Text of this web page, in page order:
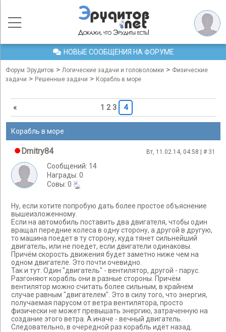
НОВЫЕ СООБЩЕНИЯ НА ФОРУМЕ
Форум Эрудитов > Логические задачи и головоломки > Физические
задачи > Решенные задачи > Корабль в море
« 1 2 3 4
Корабль в море
Dmitry84 Вт, 11.02.14, 04:58 | # 31
Сообщений: 14
Награды: 0
Cовы: 0
Ну, если хотите попробую дать более простое объяснение
вышеизложенному.
Если на автомобиль поставить два двигателя, чтобы один
вращал передние колеса в одну сторону, а другой в другую,
то машина поедет в ту сторону, куда тянет сильнейший
двигатель, или не поедет, если двигатели одинаковы.
Причём скорость движения будет заметно ниже чем на
одном двигателе. Это почти очевидно.
Так и тут. Один "двигатель" - вентилятор, другой - парус.
Разгоняют корабль они в разные стороны. Причём
вентилятор можно считать более сильным, в крайнем
случае равным "двигателем". Это в силу того, что энергия,
получаемая парусом от ветра вентилятора, просто
физически не может превышать энергию, затраченную на
создание этого ветра. А иначе - вечный двигатель.
Следовательно, в очередной раз корабль идёт назад.